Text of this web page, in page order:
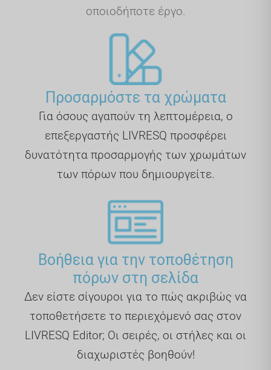
οποιοδήποτε έργο.
Προσαρμόστε τα χρώματα
Για όσους αγαπούν τη λεπτομέρεια, ο
επεξεργαστής LIVRESQ προσφέρει
δυνατότητα προσαρμογής των χρωμάτων
των πόρων που δημιουργείτε.
Βοήθεια για την τοποθέτηση
πόρων στη σελίδα
Δεν είστε σίγουροι για το πώς ακριβώς να
τοποθετήσετε το περιεχόμενό σας στον
LIVRESQ Editor; Οι σειρές, οι στήλες και οι
διαχωριστές βοηθούν!